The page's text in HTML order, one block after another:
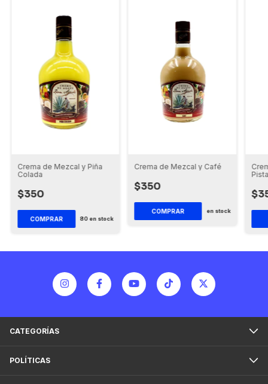
Crema de Mezcal y Piña
Colada
$350
COMPRAR 80en stock
Crema de Mezcal y Café
$350
COMPRAR en stock
CATEGORÍAS
POLÍTICAS